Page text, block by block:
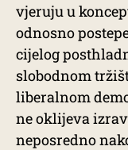
vjeruju u
odnosno
cijelog
slobodnom
liberalnom
ne oklijeva
neposredno